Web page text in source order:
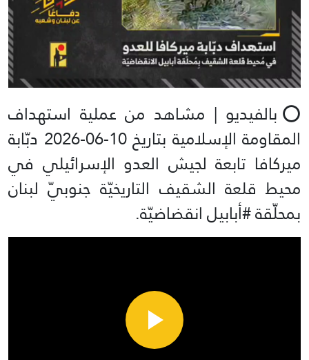
⭕️بالفيديو | مشاهد من عملية استهداف
المقاومة الإسلامية بتاريخ 10-06-2026 دبّابة
ميركافا تابعة لجيش العدو الإسرائيلي في
محيط قلعة الشقيف التاريخيّة جنوبيّ لبنان
بمحلّقة #أبابيل انقضاضيّة.